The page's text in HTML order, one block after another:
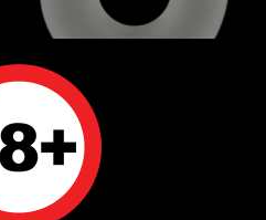
Cockring Stretchy Seven...
Prix
1 450 FCFP